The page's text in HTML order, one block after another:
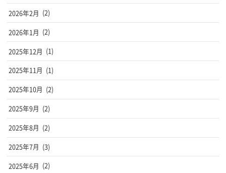
2026年2月 (2)
2026年1月 (2)
2025年12月 (1)
2025年11月 (1)
2025年10月 (2)
2025年9月 (2)
2025年8月 (2)
2025年7月 (3)
2025年6月 (2)